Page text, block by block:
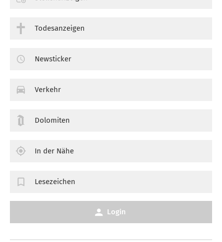
Todesanzeigen
Newsticker
Verkehr
Dolomiten
In der Nähe
Lesezeichen
Login